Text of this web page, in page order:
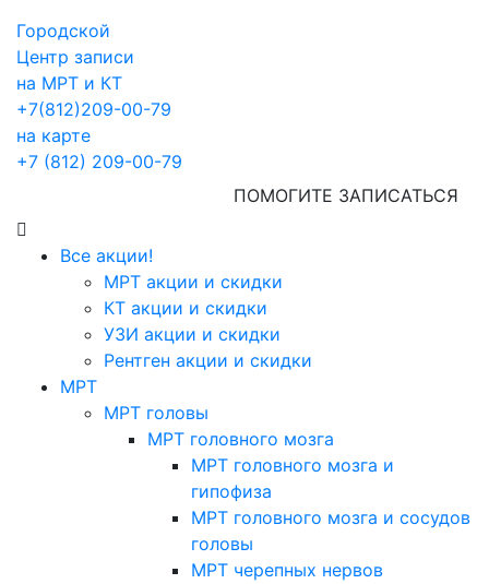
Городской
Центр записи
на МРТ и КТ
+7(812)209-00-79
на карте
+7 (812) 209-00-79
ПОМОГИТЕ ЗАПИСАТЬСЯ
Все акции!
МРТ акции и скидки
КТ акции и скидки
УЗИ акции и скидки
Рентген акции и скидки
МРТ
МРТ головы
МРТ головного мозга
МРТ головного мозга и
гипофиза
МРТ головного мозга и сосудов
головы
МРТ черепных нервов